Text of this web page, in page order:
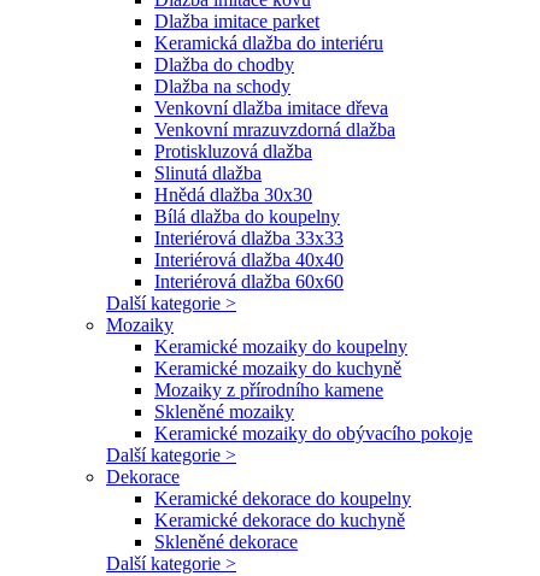
Dlažba imitace parket
Keramická dlažba do interiéru
Dlažba do chodby
Dlažba na schody
Venkovní dlažba imitace dřeva
Venkovní mrazuvzdorná dlažba
Protiskluzová dlažba
Slinutá dlažba
Hnědá dlažba 30x30
Bílá dlažba do koupelny
Interiérová dlažba 33x33
Interiérová dlažba 40x40
Interiérová dlažba 60x60
Další kategorie >
Mozaiky
Keramické mozaiky do koupelny
Keramické mozaiky do kuchyně
Mozaiky z přírodního kamene
Skleněné mozaiky
Keramické mozaiky do obývacího pokoje
Další kategorie >
Dekorace
Keramické dekorace do koupelny
Keramické dekorace do kuchyně
Skleněné dekorace
Další kategorie >